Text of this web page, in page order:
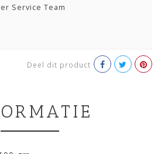
Service Team
Deel dit product